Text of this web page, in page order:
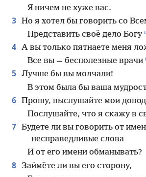
Я ничем не хуже вас.
3 Но я хотел бы говорить со
Представить своё дело Богу
4 А вы только пятнаете меня
Все вы — бесполезные врачи
5 Лучше бы вы молчали!
В этом была бы ваша
6 Прошу, выслушайте мои
Послушайте, что я скажу в
7 Будете ли вы говорить от
несправедливые слова
И от его имени обманывать?
8 Займёте ли вы его сторону,